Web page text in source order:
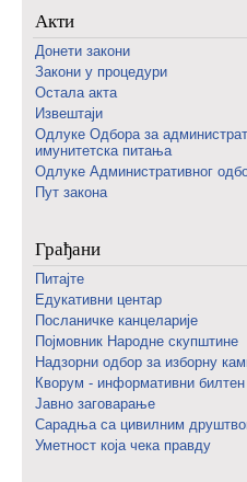
Акти
Донети закони
Закони у процедури
Остала акта
Извештаји
Одлуке Одбора за
имунитетска питања
Одлуке Административног
Пут закона
Грађани
Питајте
Едукативни центар
Посланичке канцеларије
Појмовник Народне скупштине
Надзорни одбор за изборну
Кворум - информативни
Јавно заговарање
Сарадња са цивилним
Уметност која чека правду